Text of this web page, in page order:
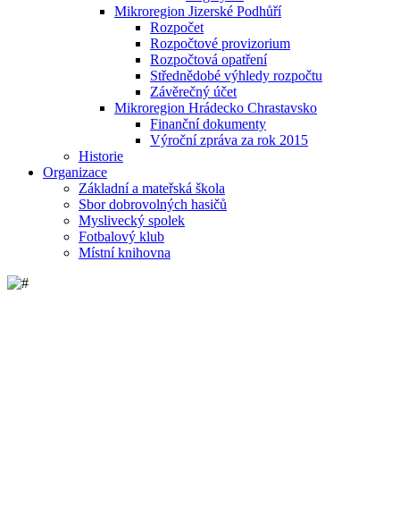
Mikroregion Jizerské Podhůří
Rozpočet
Rozpočtové provizorium
Rozpočtová opatření
Střednědobé výhledy rozpočtu
Závěrečný účet
Mikroregion Hrádecko Chrastavsko
Finanční dokumenty
Výroční zpráva za rok 2015
Historie
Organizace
Základní a mateřská škola
Sbor dobrovolných hasičů
Myslivecký spolek
Fotbalový klub
Místní knihovna